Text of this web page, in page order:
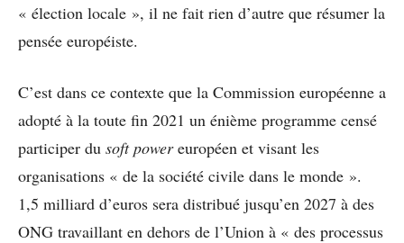
« élection locale », il ne fait rien d’autre que résumer la
pensée européiste.
C’est dans ce contexte que la Commission européenne a
adopté à la toute fin 2021 un énième programme censé
participer du soft powereuropéen et visant les
organisations « de la société civile dans le monde ».
1,5 milliard d’euros sera distribué jusqu’en 2027 à des
ONG travaillant en dehors de l’Union à « des processus